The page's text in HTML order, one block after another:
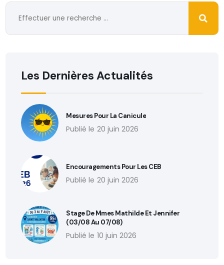
Les Dernières Actualités
Mesures Pour La Canicule
20 juin 2026
Encouragements Pour Les CEB
20 juin 2026
Stage De Mmes Mathilde Et Jennifer
(03/08 Au 07/08)
10 juin 2026